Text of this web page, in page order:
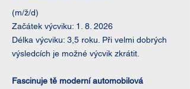
(m/ž/d)
Začátek výcviku: 1. 8. 2026
Délka výcviku: 3,5 roku. Při velmi dobrých
výsledcích je možné výcvik zkrátit.
Fascinuje tě moderní automobilová